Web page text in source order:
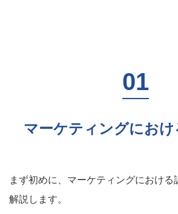
マーケティングにおけ
まず初めに、マーケティングにおける
解説します。